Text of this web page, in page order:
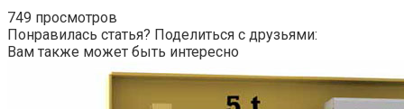
749 просмотров
Понравилась статья? Поделиться с друзьями:
Вам также может быть интересно